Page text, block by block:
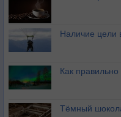
Наличие цели
Как
Тёмный